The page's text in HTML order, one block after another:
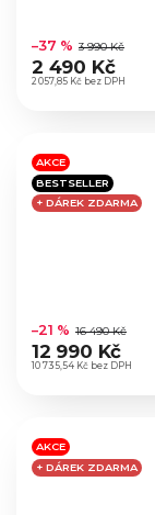
hodnocení
produktu
je
hvězdiček.
2 057,85 Kč bez DPH
–37 % 3 990 Kč
2 490 Kč
AKCE
BESTSELLER
+ DÁREK ZDARMA
hodnocení
produktu
je
hvězdiček.
10 735,54 Kč bez DPH
–21 % 16 490 Kč
12 990 Kč
AKCE
+ DÁREK ZDARMA